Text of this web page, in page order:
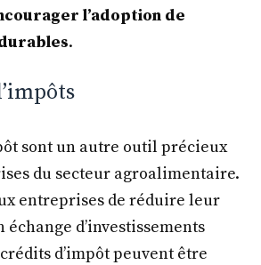
l’adoption de
.
sont un autre outil précieux
du secteur agroalimentaire.
entreprises de réduire leur
échange d’investissements
d’impôt peuvent être